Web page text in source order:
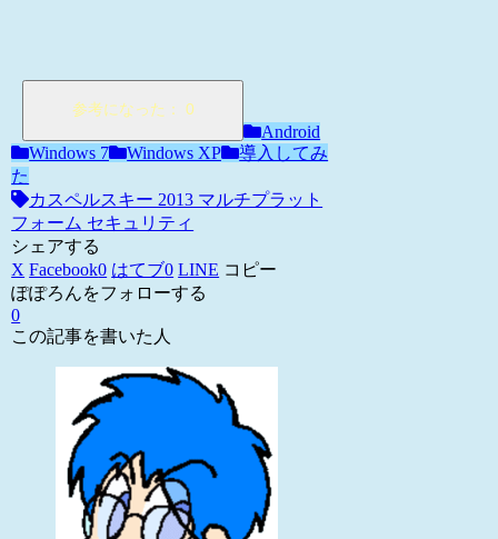
Android
Windows 7
Windows XP
導入してみ
た
カスペルスキー 2013 マルチプラット
フォーム セキュリティ
シェアする
X Facebook0 はてブ0 LINE コピー
ぽぽろんをフォローする
0
この記事を書いた人